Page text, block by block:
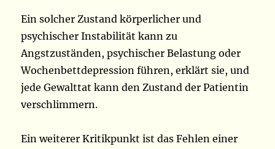
Ein solcher Zustand körperlicher und
psychischer Instabilität kann zu
Angstzuständen, psychischer Belastung oder
Wochenbettdepression führen, erklärt sie, und
jede Gewalttat kann den Zustand der Patientin
verschlimmern.
Ein weiterer Kritikpunkt ist das Fehlen einer